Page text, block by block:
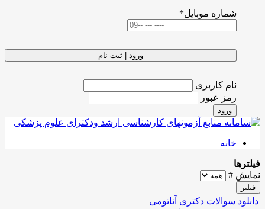
شماره موبایل*
ورود | ثبت نام
نام کاربری
رمز عبور
ورود
خانه
فیلترها
نمایش #
فیلتر
دانلود سوالات دکتری آناتومی